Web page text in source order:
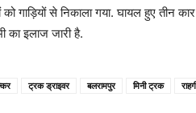
को गाड़ियों से निकाला गया. घायल हुए तीन
का इलाज जारी है.
ट्रक ड्राइवर बलरामपुर मिनी ट्रक